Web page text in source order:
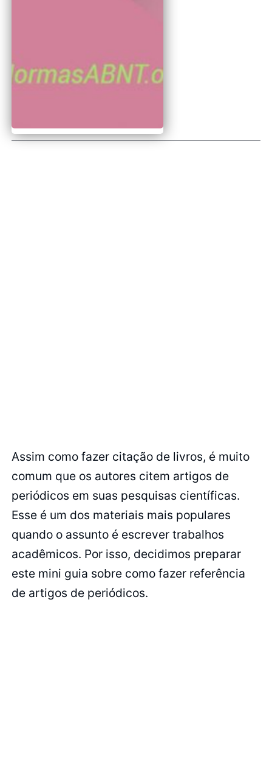
Assim como fazer citação de livros, é muito
comum que os autores citem artigos de
periódicos em suas pesquisas científicas.
Esse é um dos materiais mais populares
quando o assunto é escrever trabalhos
acadêmicos. Por isso, decidimos preparar
este mini guia sobre como fazer referência
de artigos de periódicos.